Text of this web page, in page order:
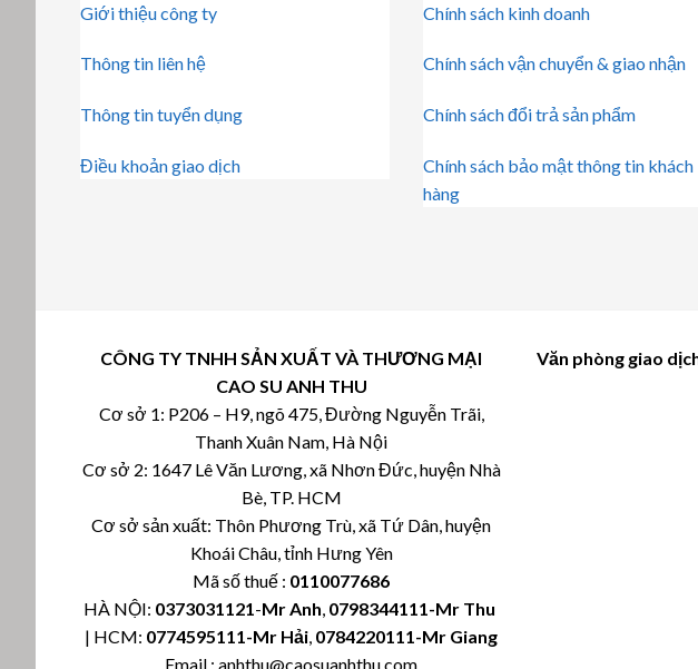
Giới thiệu công ty
Thông tin liên hệ
Thông tin tuyển dụng
Điều khoản giao dịch
Chính sách kinh doanh
Chính sách vận chuyển & giao nhận
Chính sách đổi trả sản phẩm
Chính sách bảo mật thông tin khách
hàng
CÔNG TY TNHH SẢN XUẤT VÀ THƯƠNG MẠI
CAO SU ANH THU
Cơ sở 1: P206 – H9, ngõ 475, Đường Nguyễn Trãi,
Thanh Xuân Nam, Hà Nội
Cơ sở 2: 1647 Lê Văn Lương, xã Nhơn Đức, huyện Nhà
Bè, TP. HCM
Cơ sở sản xuất: Thôn Phương Trù, xã Tứ Dân, huyện
Khoái Châu, tỉnh Hưng Yên
Mã số thuế : 0110077686
HÀ NỘI: 0373031121-Mr Anh, 0798344111-Mr Thu
| HCM: 0774595111-Mr Hải, 0784220111-Mr Giang
Email : anhthu@caosuanhthu.com
Văn phòng giao